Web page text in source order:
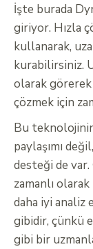
İşte burada
giriyor. Hızla
kullanarak,
kurabilirsiniz.
olarak
çözmek için
Bu
paylaşımı
desteği de
zamanlı
daha iyi
gibidir, çünkü
gibi bir